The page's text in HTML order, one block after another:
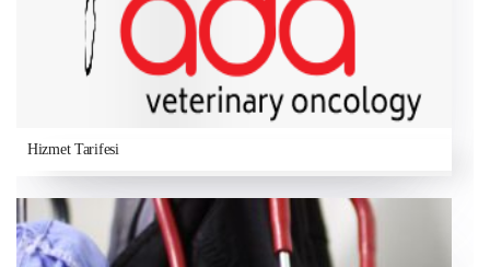
Hizmet Tarifesi